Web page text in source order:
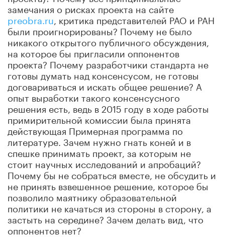
замечания о рисках проекта на сайте
preobra.ru , критика представителей РАО и РАН
были проигнорированы? Почему не было
никакого открытого публичного обсуждения,
на которое бы пригласили оппонентов
проекта? Почему разработчики стандарта не
готовы думать над консенсусом, не готовы
договариваться и искать общее решение? А
опыт выработки такого консенсусного
решения есть, ведь в 2015 году в ходе работы
примирительной комиссии была принята
действующая Примерная программа по
литературе. Зачем нужно гнать коней и в
спешке принимать проект, за которым не
стоит научных исследований и апробаций?
Почему бы не собраться вместе, не обсудить и
не принять взвешенное решение, которое бы
позволило маятнику образовательной
политики не качаться из стороны в сторону, а
застыть на середине? Зачем делать вид, что
оппонентов нет?